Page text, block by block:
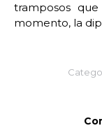
tramposos
momento, la